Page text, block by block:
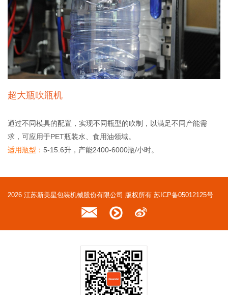
超大瓶吹瓶机
通过不同模具的配置，实现不同瓶型的吹制，以满足不同产能需
求，可应用于PET瓶装水、食用油领域。
适用瓶型： 5-15.6升，产能2400-6000瓶/小时。
2026 江苏新美星包装机械股份有限公司 版权所有 苏ICP备05012125号